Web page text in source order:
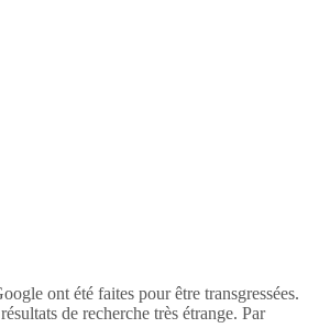
ont été faites pour être transgressées.
de recherche très étrange. Par